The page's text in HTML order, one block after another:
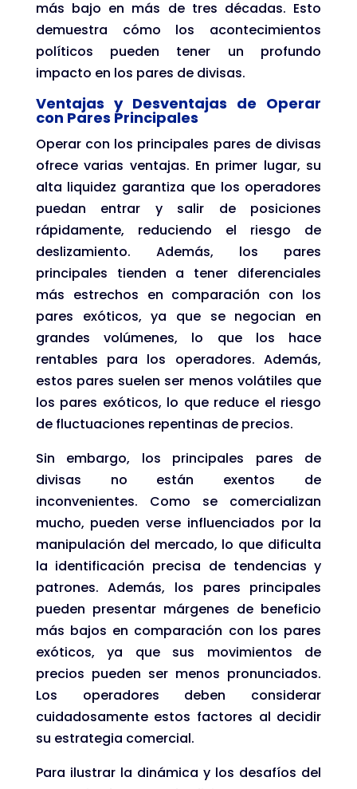
más bajo en más de tres décadas. Esto
demuestra cómo los acontecimientos
políticos pueden tener un profundo
impacto en los pares de divisas.
Ventajas y Desventajas de Operar
con Pares Principales
Operar con los principales pares de divisas
ofrece varias ventajas. En primer lugar, su
alta liquidez garantiza que los operadores
puedan entrar y salir de posiciones
rápidamente, reduciendo el riesgo de
deslizamiento. Además, los pares
principales tienden a tener diferenciales
más estrechos en comparación con los
pares exóticos, ya que se negocian en
grandes volúmenes, lo que los hace
rentables para los operadores. Además,
estos pares suelen ser menos volátiles que
los pares exóticos, lo que reduce el riesgo
de fluctuaciones repentinas de precios.
Sin embargo, los principales pares de
divisas no están exentos de
inconvenientes. Como se comercializan
mucho, pueden verse influenciados por la
manipulación del mercado, lo que dificulta
la identificación precisa de tendencias y
patrones. Además, los pares principales
pueden presentar márgenes de beneficio
más bajos en comparación con los pares
exóticos, ya que sus movimientos de
precios pueden ser menos pronunciados.
Los operadores deben considerar
cuidadosamente estos factores al decidir
su estrategia comercial.
Para ilustrar la dinámica y los desafíos del